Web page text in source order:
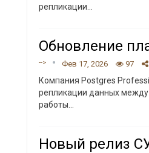
репликации
Обновление
--> Фев 17, 2026 97
Компания Postgres
репликации данных
работы
Новый релиз